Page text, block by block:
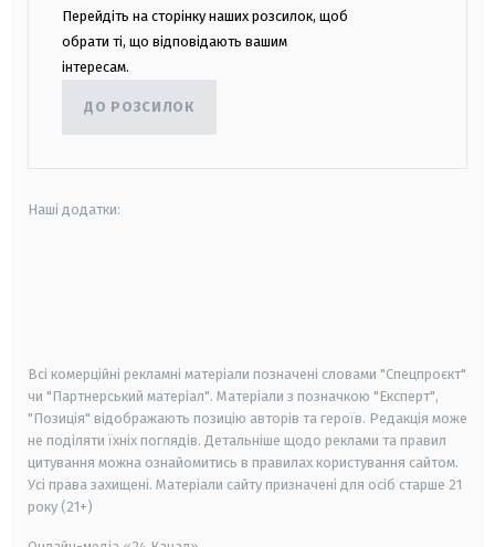
Перейдіть на сторінку наших розсилок, щоб
обрати ті, що відповідають вашим
інтересам.
ДО РОЗСИЛОК
Наші додатки:
Всі комерційні рекламні матеріали позначені словами "Спецпроєкт"
чи "Партнерський матеріал". Матеріали з позначкою "Експерт",
"Позиція" відображають позицію авторів та героїв. Редакція може
не поділяти їхніх поглядів. Детальніше щодо реклами та правил
цитування можна ознайомитись в правилах користування сайтом.
Усі права захищені. Матеріали сайту призначені для осіб старше 21
року (21+)